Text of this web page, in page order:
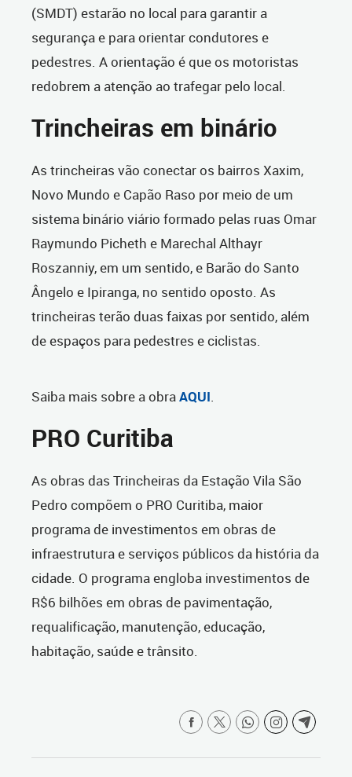
(SMDT) estarão no local para garantir a
segurança e para orientar condutores e
pedestres. A orientação é que os motoristas
redobrem a atenção ao trafegar pelo local.
Trincheiras em binário
As trincheiras vão conectar os bairros Xaxim,
Novo Mundo e Capão Raso por meio de um
sistema binário viário formado pelas ruas Omar
Raymundo Picheth e Marechal Althayr
Roszanniy, em um sentido, e Barão do Santo
Ângelo e Ipiranga, no sentido oposto. As
trincheiras terão duas faixas por sentido, além
de espaços para pedestres e ciclistas.
Saiba mais sobre a obraAQUI.
PRO Curitiba
As obras das Trincheiras da Estação Vila São
Pedro compõem o PRO Curitiba, maior
programa de investimentos em obras de
infraestrutura e serviços públicos da história da
cidade. O programa engloba investimentos de
R$6 bilhões em obras de pavimentação,
requalificação, manutenção, educação,
habitação, saúde e trânsito.